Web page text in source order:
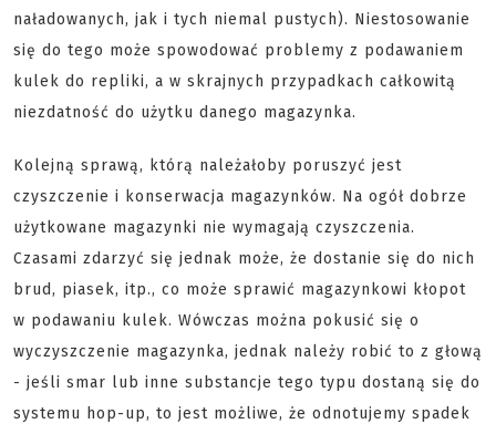
naładowanych, jak i tych niemal pustych). Niestosowanie
się do tego może spowodować problemy z podawaniem
kulek do repliki, a w skrajnych przypadkach całkowitą
niezdatność do użytku danego magazynka.
Kolejną sprawą, którą należałoby poruszyć jest
czyszczenie i konserwacja magazynków. Na ogół dobrze
użytkowane magazynki nie wymagają czyszczenia.
Czasami zdarzyć się jednak może, że dostanie się do nich
brud, piasek, itp., co może sprawić magazynkowi kłopot
w podawaniu kulek. Wówczas można pokusić się o
wyczyszczenie magazynka, jednak należy robić to z głową
- jeśli smar lub inne substancje tego typu dostaną się do
systemu hop-up, to jest możliwe, że odnotujemy spadek